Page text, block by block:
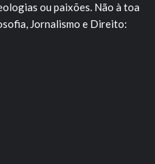
ou paixões. Não à toa
Jornalismo e Direito: